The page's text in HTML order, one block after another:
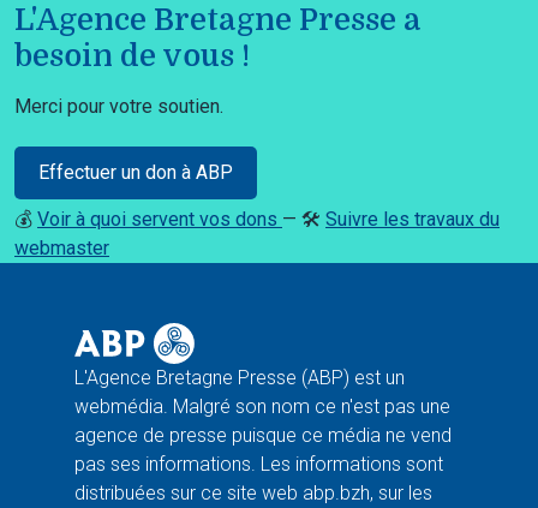
L'Agence Bretagne Presse a
besoin de vous !
Merci pour votre soutien.
Effectuer un don à ABP
💰 Voir à quoi servent vos dons — 🛠️ Suivre les travaux du
webmaster
L'Agence Bretagne Presse (ABP) est un
webmédia. Malgré son nom ce n'est pas une
agence de presse puisque ce média ne vend
pas ses informations. Les informations sont
distribuées sur ce site web abp.bzh, sur les